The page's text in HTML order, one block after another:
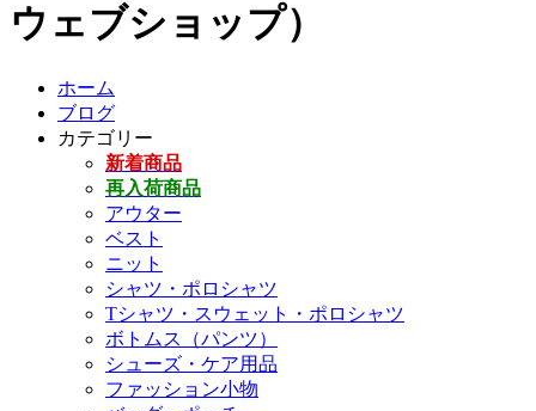
ウェブショップ）
ホーム
ブログ
カテゴリー
新着商品
再入荷商品
アウター
ベスト
ニット
シャツ・ポロシャツ
Tシャツ・スウェット・ポロシャツ
ボトムス（パンツ）
シューズ・ケア用品
ファッション小物